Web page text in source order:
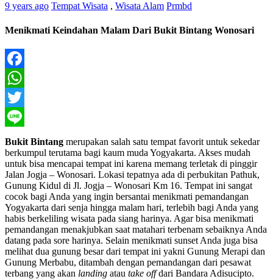
9 years ago Tempat Wisata , Wisata Alam Prmbd
Menikmati Keindahan Malam Dari Bukit Bintang Wonosari
Facebook
WhatsApp
Twitter
Line
Bukit Bintang merupakan salah satu tempat favorit untuk sekedar
berkumpul terutama bagi kaum muda Yogyakarta. Akses mudah
untuk bisa mencapai tempat ini karena memang terletak di pinggir
Jalan Jogja – Wonosari. Lokasi tepatnya ada di perbukitan Pathuk,
Gunung Kidul di Jl. Jogja – Wonosari Km 16. Tempat ini sangat
cocok bagi Anda yang ingin bersantai menikmati pemandangan
Yogyakarta dari senja hingga malam hari, terlebih bagi Anda yang
habis berkeliling wisata pada siang harinya. Agar bisa menikmati
pemandangan menakjubkan saat matahari terbenam sebaiknya Anda
datang pada sore harinya. Selain menikmati sunset Anda juga bisa
melihat dua gunung besar dari tempat ini yakni Gunung Merapi dan
Gunung Merbabu, ditambah dengan pemandangan dari pesawat
terbang yang akan landing atau take offdari Bandara Adisucipto.